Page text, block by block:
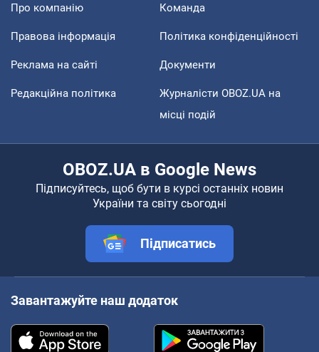
Про компанію Команда
Правова інформація Політика конфіденційності
Реклама на сайті Документи
Редакційна політика
Журналісти OBOZ.UA на
місці подій
OBOZ.UA в Google News
Підписуйтесь, щоб бути в курсі останніх новин
України та світу сьогодні
Підписатись
Завантажуйте наш додаток